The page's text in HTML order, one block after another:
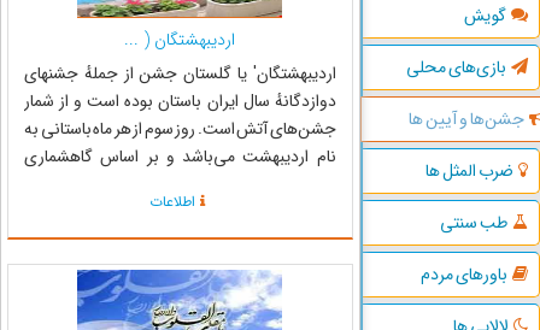
گویش
بازی‌های محلی
جشن‌ها و آیین ها
ضرب المثل ها
طب سنتی
باورهای مردم
اردیبهشتگان ( ...
اردیبهشتگان' یا گلستان جشن از جملهٔ جشنهای
دوازدگانهٔ سال ایران باستان بوده است و از شمار
جشن‌های آتش است. روز سوم از هر ماه باستانی به
نام اردیبهشت می‌باشد و بر اساس گاهشماری
اردیبهشت‌گان است. ایرانیان از هزاران سال پیش در
روز جشن اردیبهشتگا...
اطلاعات